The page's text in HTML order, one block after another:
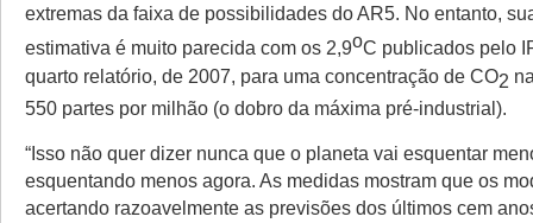
extremas da faixa de possibilidades do AR5. No entanto,
estimativa é muito parecida com os 2,9oC publicados pelo
quarto relatório, de 2007, para uma concentração de CO2
550 partes por milhão (o dobro da máxima pré-industrial).
“Isso não quer dizer nunca que o planeta vai esquentar
esquentando menos agora. As medidas mostram que os
acertando razoavelmente as previsões dos últimos cem